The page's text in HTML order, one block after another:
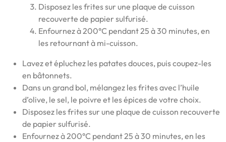
Disposez les frites sur une plaque de cuisson
recouverte de papier sulfurisé.
Enfournez à 200°C pendant 25 à 30 minutes, en
les retournant à mi-cuisson.
Lavez et épluchez les patates douces, puis coupez-les
en bâtonnets.
Dans un grand bol, mélangez les frites avec l’huile
d’olive, le sel, le poivre et les épices de votre choix.
Disposez les frites sur une plaque de cuisson recouverte
de papier sulfurisé.
Enfournez à 200°C pendant 25 à 30 minutes, en les